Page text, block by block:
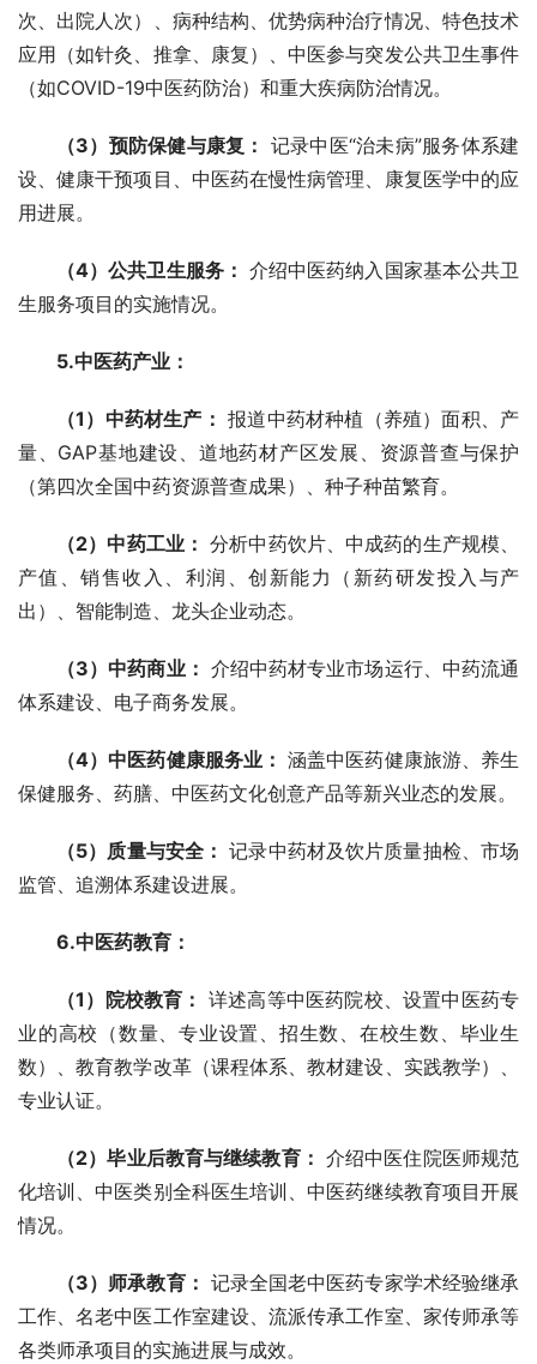
次、出院人次）、病种结构、优势病种治疗情况、特色技术
应用（如针灸、推拿、康复）、中医参与突发公共卫生事件
（如COVID-19中医药防治）和重大疾病防治情况。
（3）预防保健与康复： 记录中医“治未病”服务体系建
设、健康干预项目、中医药在慢性病管理、康复医学中的应
用进展。
（4）公共卫生服务： 介绍中医药纳入国家基本公共卫
生服务项目的实施情况。
5.中医药产业：
（1）中药材生产： 报道中药材种植（养殖）面积、产
量、GAP基地建设、道地药材产区发展、资源普查与保护
（第四次全国中药资源普查成果）、种子种苗繁育。
（2）中药工业： 分析中药饮片、中成药的生产规模、
产值、销售收入、利润、创新能力（新药研发投入与产
出）、智能制造、龙头企业动态。
（3）中药商业： 介绍中药材专业市场运行、中药流通
体系建设、电子商务发展。
（4）中医药健康服务业： 涵盖中医药健康旅游、养生
保健服务、药膳、中医药文化创意产品等新兴业态的发展。
（5）质量与安全： 记录中药材及饮片质量抽检、市场
监管、追溯体系建设进展。
6.中医药教育：
（1）院校教育： 详述高等中医药院校、设置中医药专
业的高校（数量、专业设置、招生数、在校生数、毕业生
数）、教育教学改革（课程体系、教材建设、实践教学）、
专业认证。
（2）毕业后教育与继续教育： 介绍中医住院医师规范
化培训、中医类别全科医生培训、中医药继续教育项目开展
情况。
（3）师承教育： 记录全国老中医药专家学术经验继承
工作、名老中医工作室建设、流派传承工作室、家传师承等
各类师承项目的实施进展与成效。